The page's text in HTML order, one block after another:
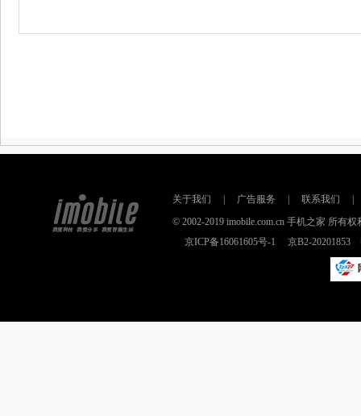
关于我们 广告服务 联系我们
© 2002-2019 imobile.com.cn 手机之家 所有
京ICP备16061605号-1
京B2-20201853